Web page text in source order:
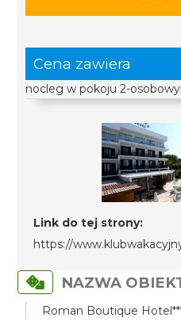
Cena zawiera
nocleg w pokoju 2-
Link do tej strony:
https://
NAZWA
Roman Boutique